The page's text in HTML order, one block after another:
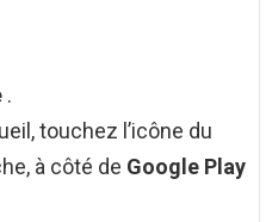
.
touchez l’icône du
à côté de Google Play